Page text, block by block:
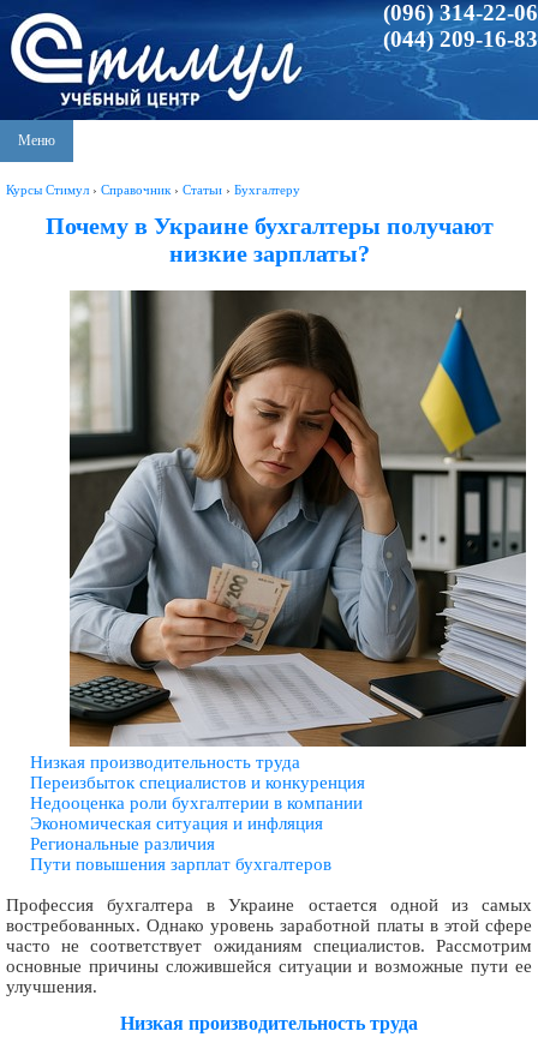
(096) 314-22-06
(044) 209-16-83
Меню
Курсы Стимул › Справочник › Статьи › Бухгалтеру
Почему в Украине бухгалтеры получают
низкие зарплаты?
Низкая производительность труда
Переизбыток специалистов и конкуренция
Недооценка роли бухгалтерии в компании
Экономическая ситуация и инфляция
Региональные различия
Пути повышения зарплат бухгалтеров
Профессия бухгалтера в Украине остается одной из самых
востребованных. Однако уровень заработной платы в этой сфере
часто не соответствует ожиданиям специалистов. Рассмотрим
основные причины сложившейся ситуации и возможные пути ее
улучшения.
Низкая производительность труда